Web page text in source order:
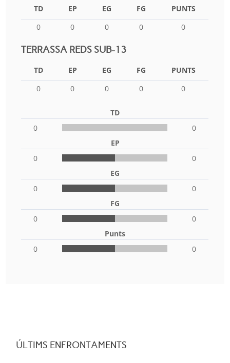
TD EP EG FG
PUNTS
0
0 0 0 0
TERRASSA REDS SUB-13
TD EP EG FG
PUNTS
0
0 0 0 0
TD
0
0
EP
0
0
EG
0
0
FG
0
0
Punts
0
0
ÚLTIMS ENFRONTAMENTS